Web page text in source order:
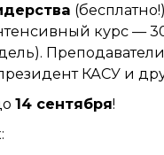
курс —
КАСУ и
14 сентября!